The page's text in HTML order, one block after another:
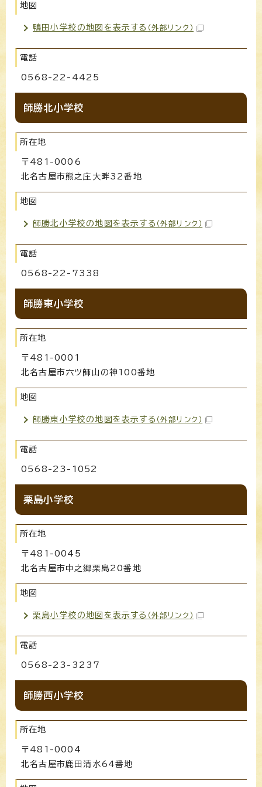
地図
鴨田小学校の地図を表示する （外部リンク）
電話
0568-22-4425
師勝北小学校
所在地
〒481-0006
北名古屋市熊之庄大畔32番地
地図
師勝北小学校の地図を表示する （外部リンク）
電話
0568-22-7338
師勝東小学校
所在地
〒481-0001
北名古屋市六ツ師山の神100番地
地図
師勝東小学校の地図を表示する （外部リンク）
電話
0568-23-1052
栗島小学校
所在地
〒481-0045
北名古屋市中之郷栗島20番地
地図
栗島小学校の地図を表示する （外部リンク）
電話
0568-23-3237
師勝西小学校
所在地
〒481-0004
北名古屋市鹿田清水64番地